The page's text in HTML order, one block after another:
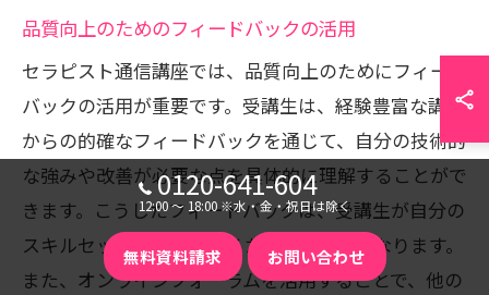
品質向上のためのフィードバックの活用
セラピスト通信講座では、品質向上のためにフィード
バックの活用が重要です。受講生は、経験豊富な講師
からの的確なフィードバックを通じて、自分の技術的
な強みや改善が必要な点を具体的に理解することがで
きます。こうしたフィードバックは、受講生が自分の
スキルセットを洗練させるための出発点となります。
また、オンラインフォーラムを活用することで、他の
0120-641-604
12:00 〜 18:00 ※水・金・祝日は除く
無料資料請求 お問い合わせ